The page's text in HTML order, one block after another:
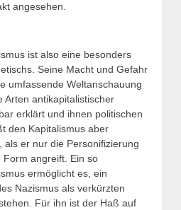
angesehen.
ist also eine besonders
Seine Macht und Gefahr
umfassende Weltanschauung
Arten antikapitalistischer
erklärt und ihnen politischen
den Kapitalismus aber
als er nur die Personifizierung
Form angreift. Ein so
ermöglicht es, ein
Nazismus als verkürzten
Für ihn ist der Haß auf